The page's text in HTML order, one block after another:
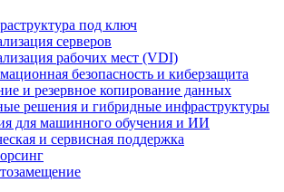
под ключ
серверов
рабочих мест (VDI)
безопасность и киберзащита
и резервное копирование данных
решения и гибридные инфраструктуры
для машинного обучения и ИИ
и сервисная поддержка